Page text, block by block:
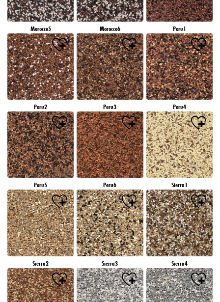
Morocco5 Morocco6 Peru1
Peru2 Peru3 Peru4
Peru5 Peru6 Sierra1
Sierra2 Sierra3 Sierra4